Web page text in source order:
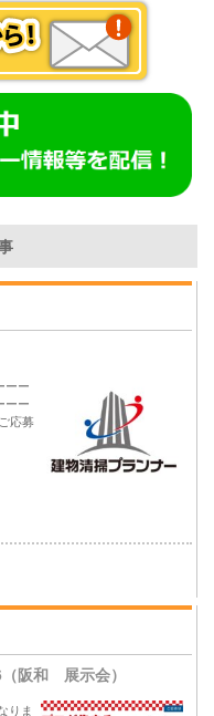
ーー
ーー
応募
阪和 展示会）
りま